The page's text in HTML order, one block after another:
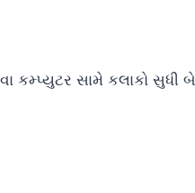
કમ્પ્યુટર સામે કલાકો